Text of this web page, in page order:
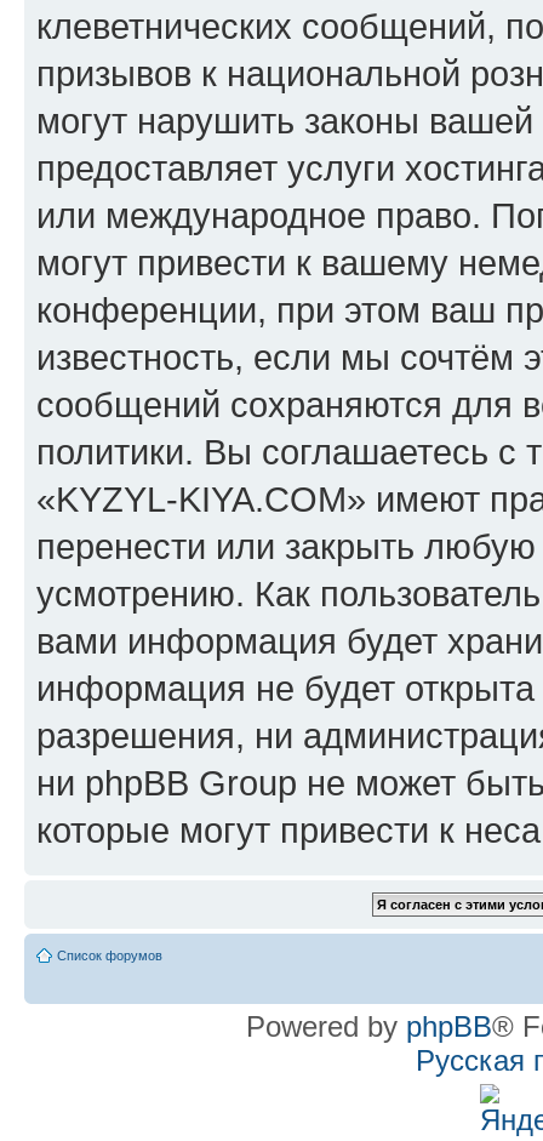
клеветнических сообщений,
призывов к национальной
могут нарушить законы
предоставляет услуги
или международное право.
могут привести к вашему
конференции, при этом ваш
известность, если мы сочтём
сообщений сохраняются для
политики. Вы соглашаетесь
«KYZYL-KIYA.COM» имеют
перенести или закрыть
усмотрению. Как
вами информация будет
информация не будет
разрешения, ни
ни phpBB Group не может
которые могут привести к
Список форумов
Powered by phpBB®
Русская